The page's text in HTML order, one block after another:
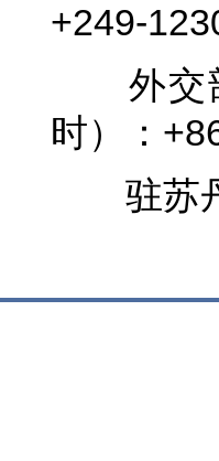
+249-
外交
时）：
驻苏